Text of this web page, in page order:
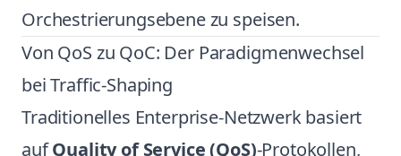
Orchestrierungsebene zu speisen.
Von QoS zu QoC: Der Paradigmenwechsel
bei Traffic-Shaping
Traditionelles Enterprise-Netzwerk basiert
aufQuality of Service (QoS)-Protokollen,